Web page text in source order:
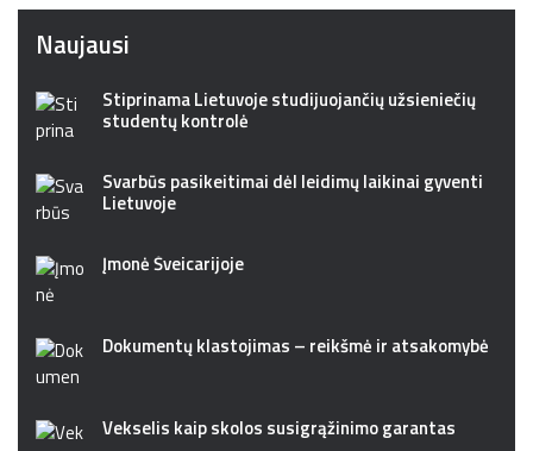
Naujausi
Stiprinama Lietuvoje studijuojančių užsieniečių
studentų kontrolė
Svarbūs pasikeitimai dėl leidimų laikinai gyventi
Lietuvoje
Įmonė Šveicarijoje
Dokumentų klastojimas – reikšmė ir atsakomybė
Vekselis kaip skolos susigrąžinimo garantas